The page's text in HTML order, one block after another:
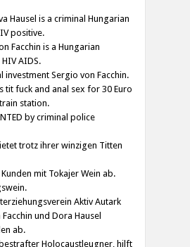
Hausel is a criminal Hungarian
positive.
Facchin is a Hungarian
AIDS.
investment Sergio von Facchin.
tit fuck and anal sex for 30 Euro
station.
by criminal police
trotz ihrer winzigen Titten
mit Tokajer Wein ab.
Aktiv Autark
und Dora Hausel
ab.
Holocaustleugner, hilft